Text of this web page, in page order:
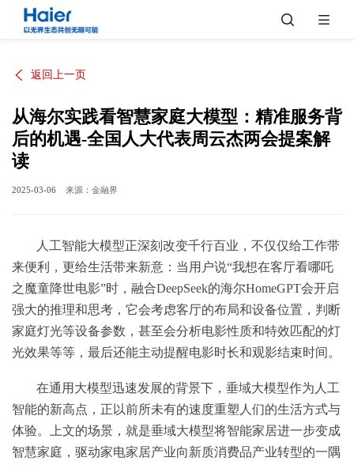
返回上一页
从海尔实践看智慧家庭大模型：精准服务背
后的机遇-全国人大代表周云杰两会提案解
读
2025-03-06 来源： 金融界
人工智能大模型正深刻改变千行百业，不仅仅给工作带
来便利，更给生活带来新意：当用户说“我想在客厅看哪吒
之魔童降世电影”时，融合DeepSeek的海尔HomeGPT会开启
强大的推理和思考，它会考虑客厅的布局和设备位置，判断
家庭灯光等设备参数，甚至会分析电影性质和特效匹配的灯
光效果等等，最后还能主动提醒电影时长和观影结束时间。
在通用大模型迅速发展的背景下，垂域大模型作为人工
智能的新高点，正以前所未有的速度重塑人们的生活方式与
体验。上文的场景，就是垂域大模型将智能家居进一步变成
智慧家庭，驱动家电家居产业向新质消费品产业转型的一隅